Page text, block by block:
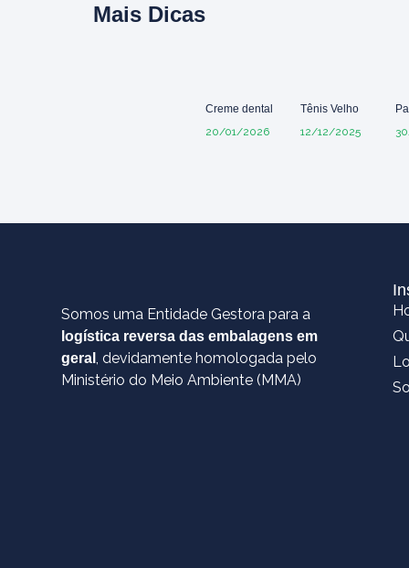
Mais Dicas
Creme dental
20/01/2026
Tênis Velho
12/12/2025
Somos uma Entidade Gestora para a
logística reversa das embalagens em
geral , devidamente homologada pelo
Ministério do Meio Ambiente (MMA)